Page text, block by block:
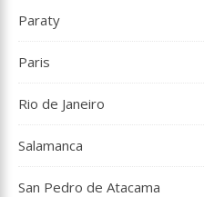
Paraty
Paris
Rio de Janeiro
Salamanca
San Pedro de Atacama